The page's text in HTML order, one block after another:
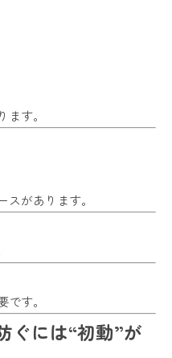
す。
があります。
す。
ぐには“初動”が